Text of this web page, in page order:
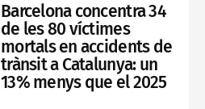
Barcelona concentra 34
de les 80 víctimes
mortals en accidents de
trànsit a Catalunya: un
13% menys que el 2025